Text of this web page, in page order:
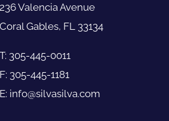
236 Valencia Avenue
Coral Gables, FL 33134
T: 305-445-0011
F: 305-445-1181
E: info@silvasilva.com